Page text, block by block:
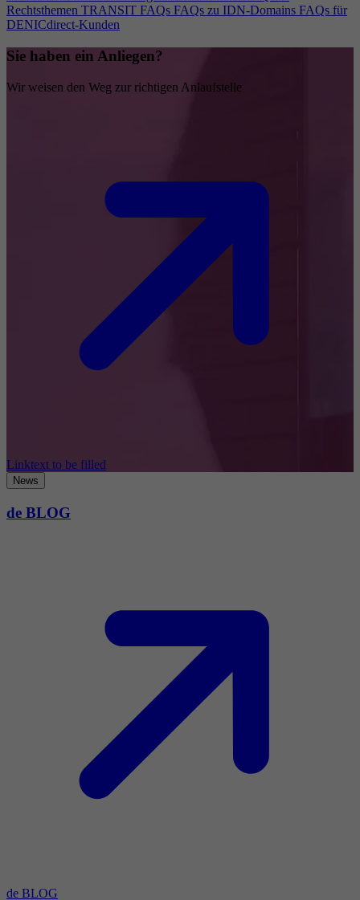
Rechtsthemen TRANSIT FAQs FAQs zu IDN-Domains FAQs für
DENICdirect-Kunden
Sie haben ein Anliegen?
Wir weisen den Weg zur richtigen Anlaufstelle
Linktext to be filled
News
de BLOG
de BLOG